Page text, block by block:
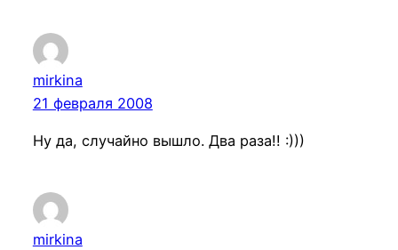
mirkina
21 февраля 2008
Ну да, случайно вышло. Два раза!! :)))
mirkina